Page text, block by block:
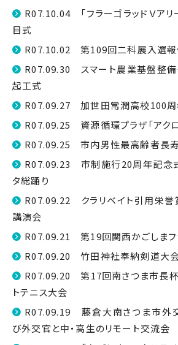
R07.10.04 「フラーゴラッドＶアリ
目式
R07.10.02 第109回二科展入選報
R07.09.30 スマート農業基盤整
起工式
R07.09.27 加世田常潤高校100周
R07.09.25 資源循環プラザ「アク
R07.09.25 市内男性最高齢者長
R07.09.23 市制施行20周年記念
タ総踊り
R07.09.22 クラリベイト引用栄
講演会
R07.09.21 第19回関西かごしまフ
R07.09.20 竹田神社奉納剣道大
R07.09.20 第17回南さつま市長
トテニス大会
R07.09.19 藤倉大南さつま市外
び外交官と中・高生のリモート交流会